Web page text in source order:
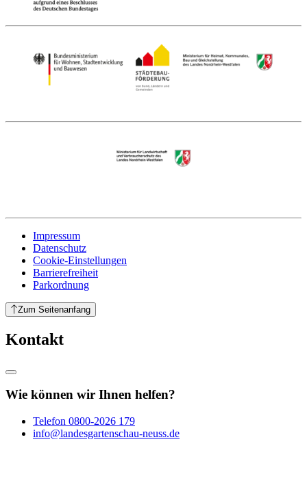
Impressum
Datenschutz
Cookie-Einstellungen
Barrierefreiheit
Parkordnung
Zum Seitenanfang
Kontakt
Wie können wir Ihnen helfen?
Telefon 0800-2026 179
info@landesgartenschau-neuss.de